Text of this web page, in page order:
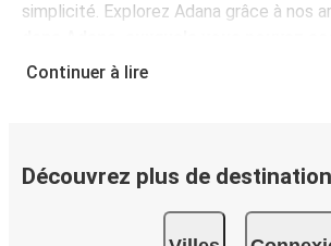
simplicité. Explorez Adana grâce à nos
facilement . Vous pouvez partir de
Pourquoi choisir FlixBus pour vos
Continuer à lire
Découvrez plus de